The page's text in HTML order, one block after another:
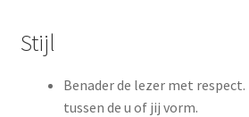
Stijl
Benader de lezer met respect.
tussen de u of jij vorm.